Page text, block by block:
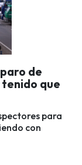
de
tenido que
para
con